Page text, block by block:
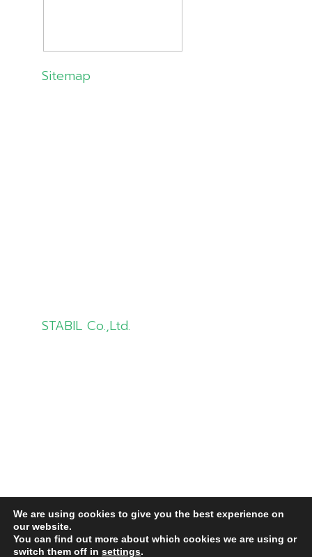
Sitemap
STABIL Co.,Ltd.
1KOR/7,
LAT KRABANG Road, LAT KRABANG,
LAT KRABANG, Bangkok 10520 Thailand
We are using cookies to give you the best experience on
our website.
You can find out more about which cookies we are using or
switch them off in settings.